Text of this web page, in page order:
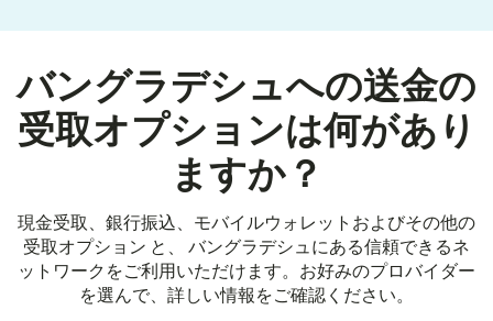
バングラデシュへの送金の
受取オプションは何があり
ますか？
現金受取、銀行振込、モバイルウォレットおよびその他の
受取オプション と、 バングラデシュにある信頼できるネ
ットワークをご利用いただけます。お好みのプロバイダー
を選んで、詳しい情報をご確認ください。